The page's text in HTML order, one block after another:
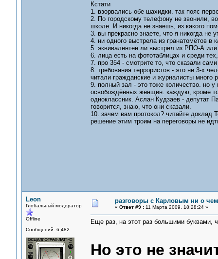
Кстати
1. взорвались обе шахидки. так пояс
2. По городскому телефону не звонили,
школе. И никогда не знаешь, из какого
3. вы прекрасно знаете, что я никогда не
4. ни одного выстрела из гранатомётов
5. эквивалентен ли выстрел из РПО-А
6. лица есть на фототаблицах и среди
7. про 354 - смотрите то, что сказали
8. требования террористов - это не 3-х
читали гражданские и журналисты много
9. полный зал - это тоже количество. но
освобождённых женщин. каждую, кроме
одноклассник. Аслан Кудзаев - депутат
говорится, знаю, что они сказали.
10. зачем вам протокол? читайте доклад
решение этим троим на переговоры не
Leon
Глобальный модератор
Offline
Сообщений: 6,482
разговоры с Карловым ни о
« Ответ #9 :11 Марта 2009, 18:28:24 »
Еще раз, на этот раз большими буквами,
Но это не